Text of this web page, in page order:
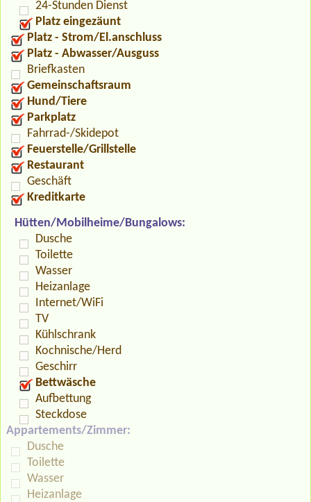
24-Stunden Dienst
Platz eingezäunt
Platz - Strom/El.anschluss
Platz - Abwasser/Ausguss
Briefkasten
Gemeinschaftsraum
Hund/Tiere
Parkplatz
Fahrrad-/Skidepot
Feuerstelle/Grillstelle
Restaurant
Geschäft
Kreditkarte
Hütten/Mobilheime/Bungalows:
Dusche
Toilette
Wasser
Heizanlage
Internet/WiFi
TV
Kühlschrank
Kochnische/Herd
Geschirr
Bettwäsche
Aufbettung
Steckdose
Appartements/Zimmer:
Dusche
Toilette
Wasser
Heizanlage